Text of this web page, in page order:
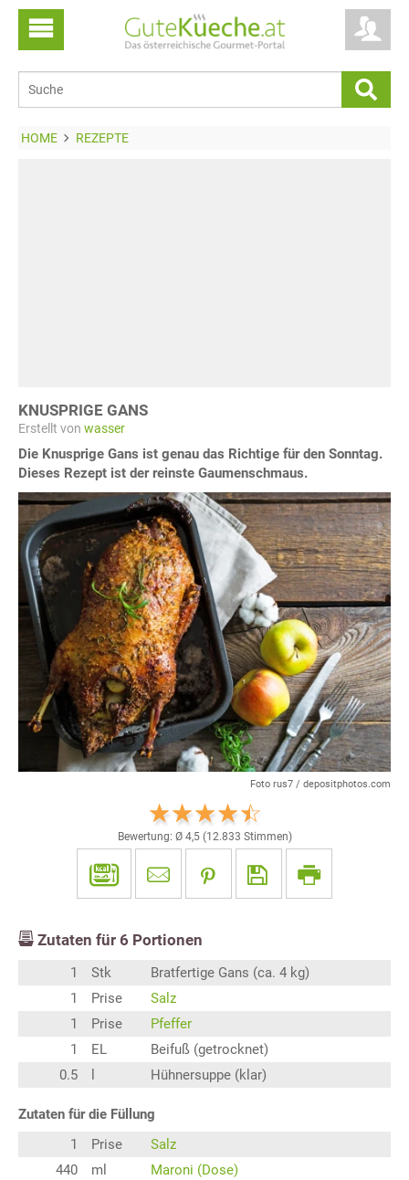
HOME REZEPTE
KNUSPRIGE GANS
Erstellt von wasser
Die Knusprige Gans ist genau das Richtige für den Sonntag.
Dieses Rezept ist der reinste Gaumenschmaus.
Foto rus7 / depositphotos.com
Bewertung: Ø 4,5(12.833 Stimmen)
Zutaten für 6 Portionen
1 Stk
Bratfertige Gans (ca. 4 kg)
1
Prise
Salz
1
Prise
Pfeffer
1
EL
Beifuß (getrocknet)
0.5
Hühnersuppe (klar)
Zutaten für die Füllung
1
Prise
Salz
440
ml
Maroni (Dose)